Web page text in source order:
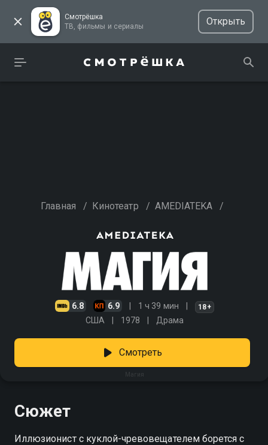
Смотрёшка
ТВ, фильмы и сериалы
Открыть
Главная / Кинотеатр / AMEDIATEKA /
6.8 6.9 1 ч 39 мин 18+
США 1978 Драма
Магия
Смотреть
Сюжет
Иллюзионист с куклой-чревовещателем борется с